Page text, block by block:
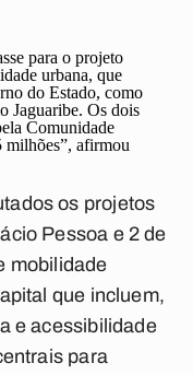
para o projeto
urbana, que
do Estado, como
Jaguaribe. Os dois
Comunidade
milhões”, afirmou
os projetos
Pessoa e 2 de
mobilidade
que incluem,
e acessibilidade
para